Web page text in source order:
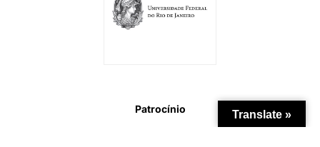
Patrocínio Translate »